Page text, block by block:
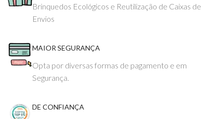
Brinquedos Ecológicos e Reutilização de Caixas de
Envios
MAIOR SEGURANÇA
Opta por diversas formas de pagamento e em
Segurança.
DE CONFIANÇA